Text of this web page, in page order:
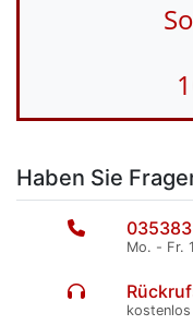
Haben Sie
Mo. - Fr.